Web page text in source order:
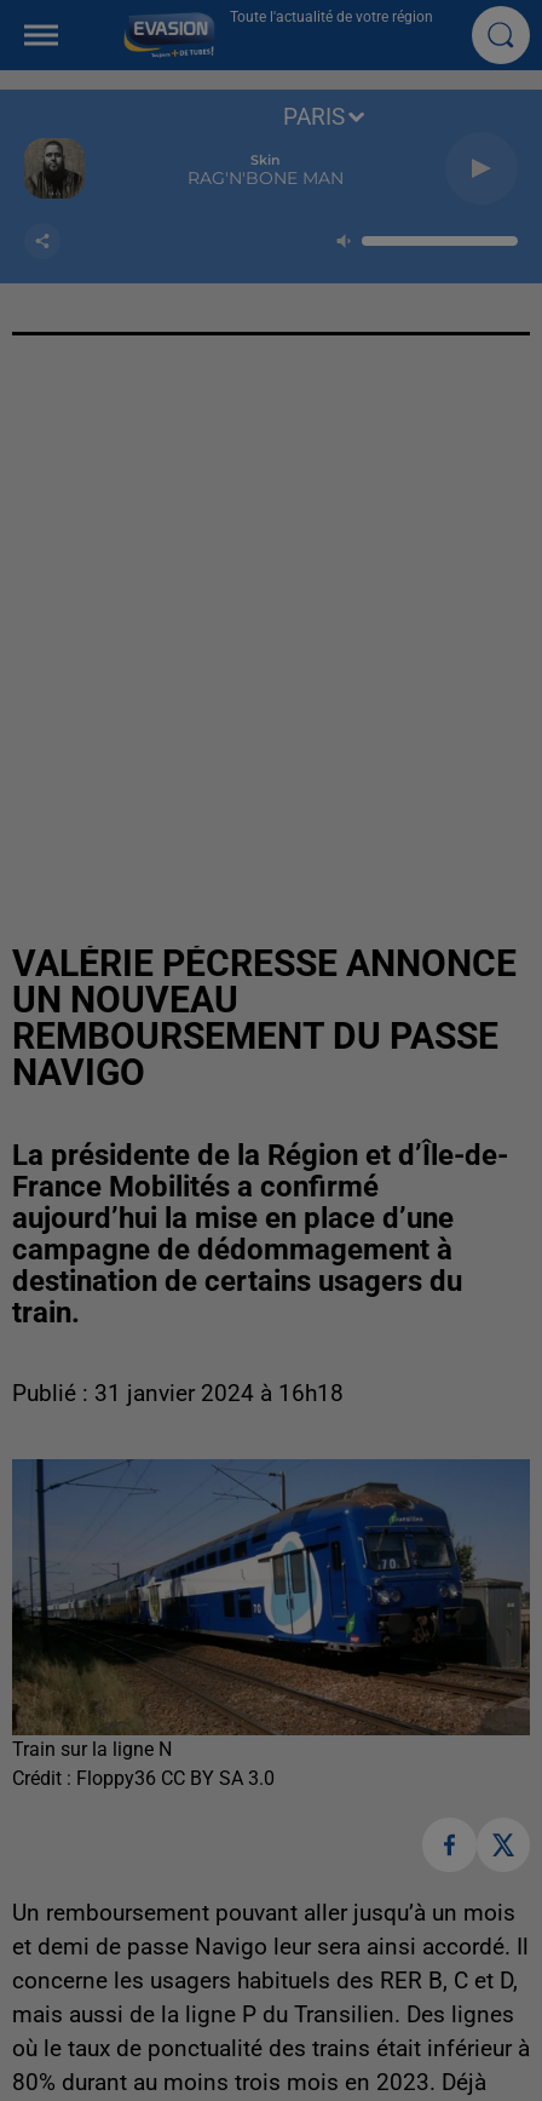
Toute l'actualité de votre région
Skin
RAG'N'BONE MAN
PARIS
VALÉRIE PÉCRESSE ANNONCE
UN NOUVEAU
REMBOURSEMENT DU PASSE
NAVIGO
La présidente de la Région et d’Île-de-
France Mobilités a confirmé
aujourd’hui la mise en place d’une
campagne de dédommagement à
destination de certains usagers du
train.
Publié : 31 janvier 2024 à 16h18
Train sur la ligne N
Crédit : Floppy36 CC BY SA 3.0
Un remboursement pouvant aller jusqu’à un mois
et demi de passe Navigo leur sera ainsi accordé. Il
concerne les usagers habituels des RER B, C et D,
mais aussi de la ligne P du Transilien. Des lignes
où le taux de ponctualité des trains était inférieur à
80% durant au moins trois mois en 2023. Déjà